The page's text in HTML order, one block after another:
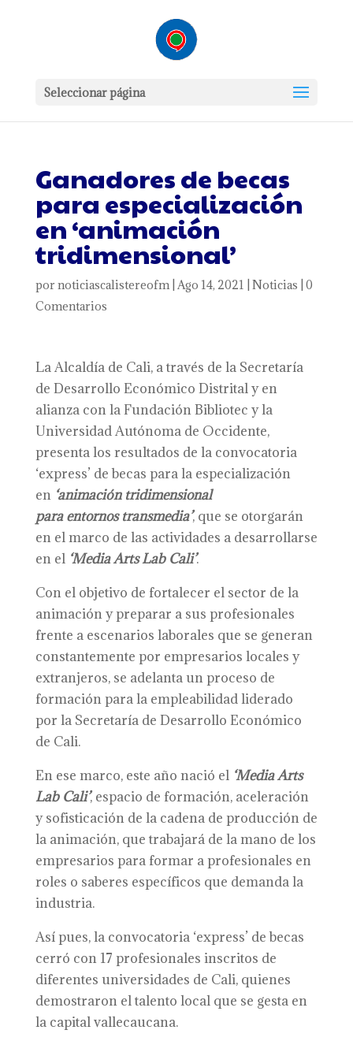
Seleccionar página
Ganadores de becas
para especialización
en ‘animación
tridimensional’
por noticiascalistereofm| Ago 14, 2021 Noticias 0
Comentarios
La Alcaldía de Cali, a través de la Secretaría
de Desarrollo Económico Distrital y en
alianza con la Fundación Bibliotec y la
Universidad Autónoma de Occidente,
presenta los resultados de la convocatoria
‘express’ de becas para la especialización
en ‘animación tridimensional
paraentornostransmedia’, que se otorgarán
en el marco de las actividades a desarrollarse
en el ‘Media Arts Lab Cali’.
Con el objetivo de fortalecer el sector de la
animación y preparar a sus profesionales
frente a escenarios laborales que se generan
constantemente por empresarios locales y
extranjeros, se adelanta un proceso de
formación para la empleabilidad liderado
por la Secretaría de Desarrollo Económico
de Cali.
En ese marco, este año nació el ‘Media Arts
Lab Cali’, espacio de formación, aceleración
y sofisticación de la cadena de producción de
la animación, que trabajará de la mano de los
empresarios para formar a profesionales en
roles o saberes específicos que demanda la
industria.
Así pues, la convocatoria ‘express’ de becas
cerró con 17 profesionales inscritos de
diferentes universidades de Cali, quienes
demostraron el talento local que se gesta en
la capital vallecaucana.